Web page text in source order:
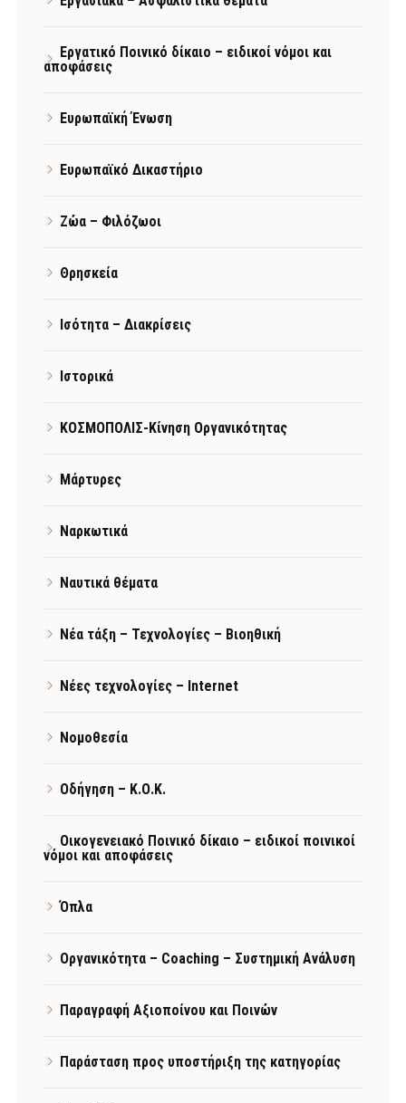
Εργατικό Ποινικό δίκαιο – ειδικοί νόμοι και
αποφάσεις
Ευρωπαϊκή Ένωση
Ευρωπαϊκό Δικαστήριο
Ζώα – Φιλόζωοι
Θρησκεία
Ισότητα – Διακρίσεις
Ιστορικά
ΚΟΣΜΟΠΟΛΙΣ-Κίνηση Οργανικότητας
Μάρτυρες
Ναρκωτικά
Ναυτικά θέματα
Νέα τάξη – Τεχνολογίες – Βιοηθική
Νέες τεχνολογίες – Internet
Νομοθεσία
Οδήγηση – Κ.Ο.Κ.
Οικογενειακό Ποινικό δίκαιο – ειδικοί ποινικοί
νόμοι και αποφάσεις
Όπλα
Οργανικότητα – Coaching – Συστημική Ανάλυση
Παραγραφή Αξιοποίνου και Ποινών
Παράσταση προς υποστήριξη της κατηγορίας